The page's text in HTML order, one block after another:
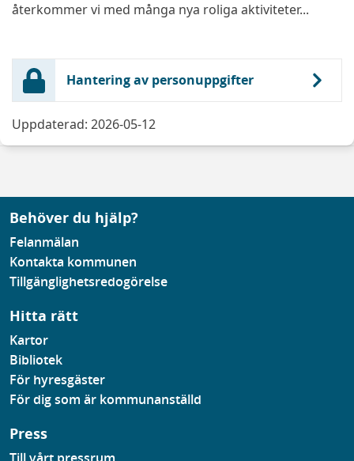
återkommer vi med många nya roliga aktiviteter...
Hantering av personuppgifter
Uppdaterad: 2026-05-12
Behöver du hjälp?
Felanmälan
Kontakta kommunen
Tillgänglighetsredogörelse
Hitta rätt
Kartor
Bibliotek
För hyresgäster
För dig som är kommunanställd
Press